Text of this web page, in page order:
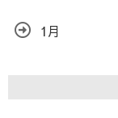
1月